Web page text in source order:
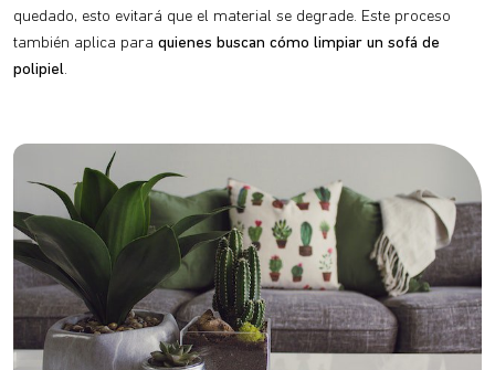
quedado, esto evitará que el material se degrade. Este proceso
también aplica para quienes buscan cómo limpiar un sofá de
polipiel.